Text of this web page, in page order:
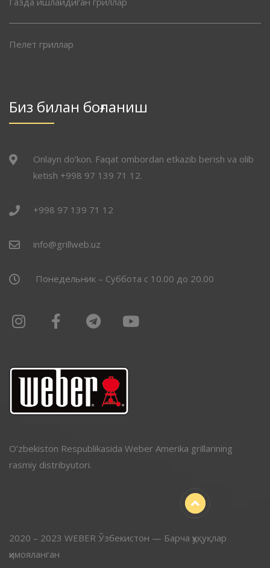
Пелет гриллар
Биз билан боғланиш
Onlayn do’kon. Faqat ombordan etkazib berish va olib
ketish +998 97 139 71 12.
+998 97 139 71 12
info@grillweb.uz
Понедельник – Суббота с 10.00 до 20.00
O’zbekiston Respublikasida Weber Amerika grillarining
rasmiy distribyutori.
2020 – 2023 WEBER Ўзбекистон — Барча ҳуқуқлар
ҳимояланган